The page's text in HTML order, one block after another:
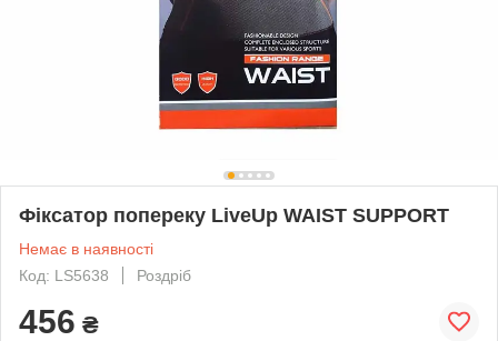
Фіксатор попереку LiveUp WAIST SUPPORT
Немає в наявності
Код: LS5638
Роздріб
456 ₴